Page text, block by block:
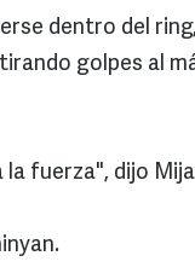
dentro del
golpes al
fuerza", dijo